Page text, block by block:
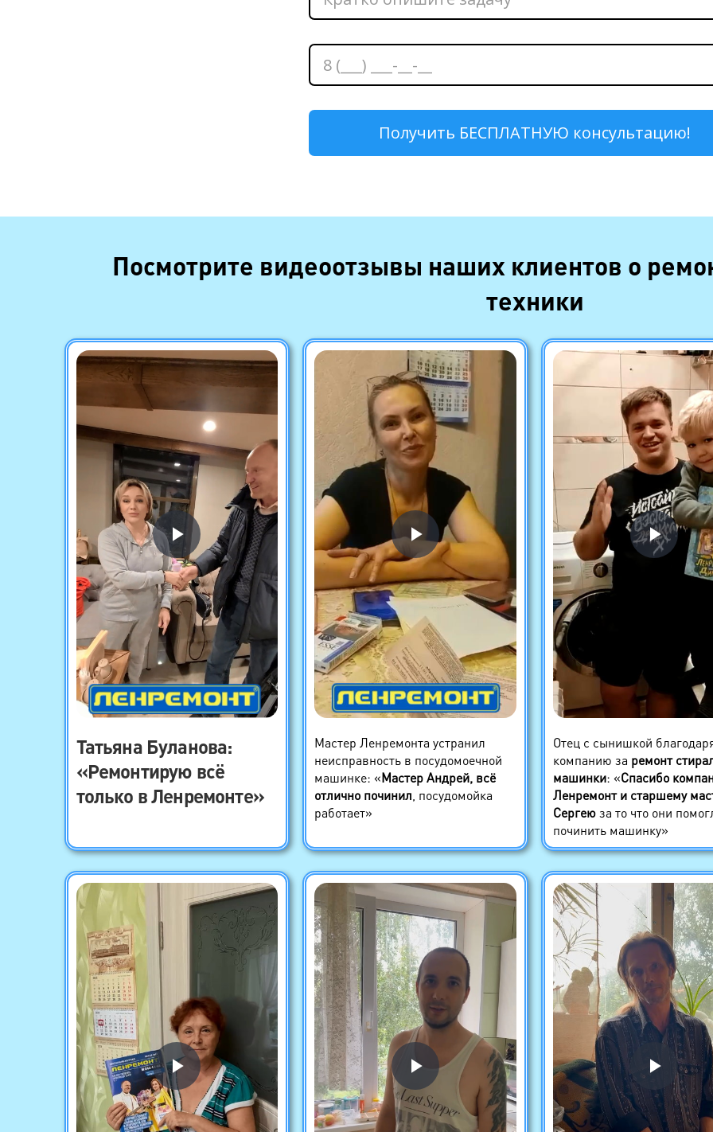
Посмотрите видеоотзывы наших клиентов о
техники
Татьяна Буланова:
«Ремонтирую всё
только в Ленремонте»
Мастер Ленремонта устранил
неисправность в посудомоечной
машинке: «Мастер Андрей, всё
отлично починил , посудомойка
работает»
Отец с сынишкой
компанию за ремонт
машинки: «Спасибо
Ленремонт и старшему
Сергеюза то что они
починить машинку»